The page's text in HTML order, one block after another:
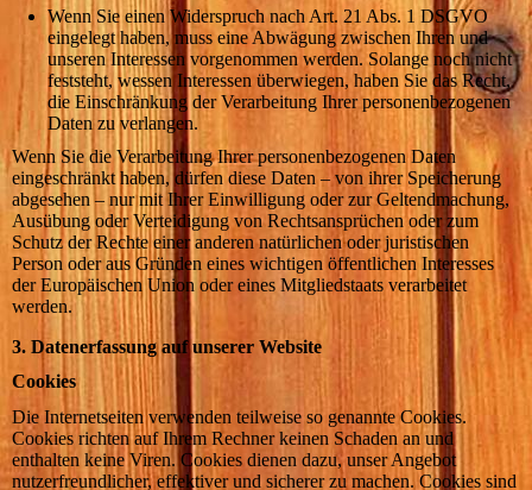
Wenn Sie einen Widerspruch nach Art. 21 Abs. 1 DSGVO
eingelegt haben, muss eine Abwägung zwischen Ihren und
unseren Interessen vorgenommen werden. Solange noch nicht
feststeht, wessen Interessen überwiegen, haben Sie das Recht,
die Einschränkung der Verarbeitung Ihrer personenbezogenen
Daten zu verlangen.
Wenn Sie die Verarbeitung Ihrer personenbezogenen Daten
eingeschränkt haben, dürfen diese Daten – von ihrer Speicherung
abgesehen – nur mit Ihrer Einwilligung oder zur Geltendmachung,
Ausübung oder Verteidigung von Rechtsansprüchen oder zum
Schutz der Rechte einer anderen natürlichen oder juristischen
Person oder aus Gründen eines wichtigen öffentlichen Interesses
der Europäischen Union oder eines Mitgliedstaats verarbeitet
werden.
3. Datenerfassung auf unserer Website
Cookies
Die Internetseiten verwenden teilweise so genannte Cookies.
Cookies richten auf Ihrem Rechner keinen Schaden an und
enthalten keine Viren. Cookies dienen dazu, unser Angebot
nutzerfreundlicher, effektiver und sicherer zu machen. Cookies sind